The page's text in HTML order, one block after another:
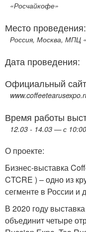
«Росчайкофе»
Место проведения:
Россия, Москва, МПЦ
Дата проведения:
Официальный
Время работы
12.03 - 14.03 — с
О проекте:
Бизнес-выставка
CTCRE ) – одно из
сегменте в России и
В 2020 году
объединит четыре